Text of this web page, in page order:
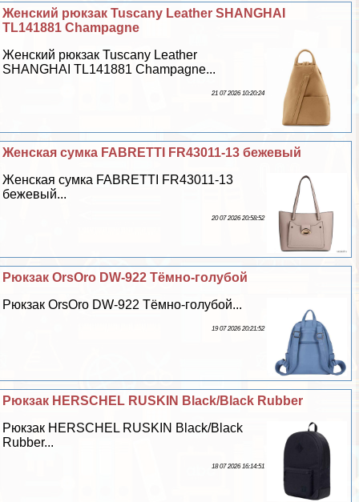
Женский рюкзак Tuscany Leather SHANGHAI
TL141881 Champagne
Женский рюкзак Tuscany Leather
SHANGHAI TL141881 Champagne...
21 07 2026 10:20:24
Женская сумка FABRETTI FR43011-13 бежевый
Женская сумка FABRETTI FR43011-13
бежевый...
20 07 2026 20:58:52
Рюкзак OrsOro DW-922 Тёмно-гoлyбой
Рюкзак OrsOro DW-922 Тёмно-гoлyбой...
19 07 2026 20:21:52
Рюкзак HERSCHEL RUSKIN Black/Black Rubber
Рюкзак HERSCHEL RUSKIN Black/Black
Rubber...
18 07 2026 16:14:51